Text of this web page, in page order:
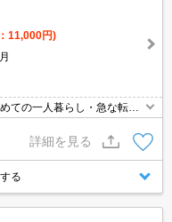
11,000円)
の一人暮らし・急な転勤
め諸条件相談可能となって
初期費用クレジット支払可
早めにご予約ください。オン
ずとも問題ありません♪
詳細を見る
る